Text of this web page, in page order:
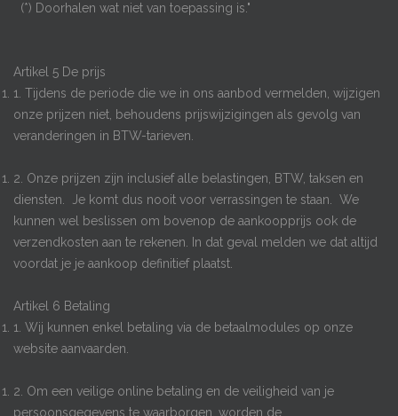
(*) Doorhalen wat niet van toepassing is."
Artikel 5 De prijs
1. Tijdens de periode die we in ons aanbod vermelden, wijzigen
onze prijzen niet, behoudens prijswijzigingen als gevolg van
veranderingen in BTW-tarieven.
2. Onze prijzen zijn inclusief alle belastingen, BTW, taksen en
diensten. Je komt dus nooit voor verrassingen te staan. We
kunnen wel beslissen om bovenop de aankoopprijs ook de
verzendkosten aan te rekenen. In dat geval melden we dat altijd
voordat je je aankoop definitief plaatst.
Artikel 6 Betaling
1. Wij kunnen enkel betaling via de betaalmodules op onze
website aanvaarden.
2. Om een veilige online betaling en de veiligheid van je
persoonsgegevens te waarborgen, worden de